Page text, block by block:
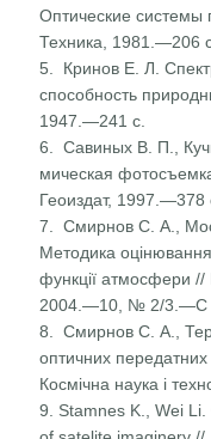
Оптические
Техника, 1981.—206
5. Кринов Е. Л.
способность
1947.—241 с.
6. Савиных В. П.,
мическая
Геоиздат, 1997.—378
7. Смирнов С. А.,
Методика
функції атмосфери //
2004.—10, № 2/3.—С
8. Смирнов С. А.,
оптичних
Космічна наука і
9. Stamnes K., Wei